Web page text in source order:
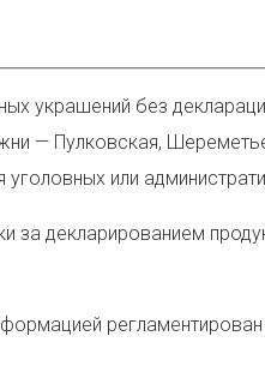
украшений без
— Пулковская,
или
за декларированием